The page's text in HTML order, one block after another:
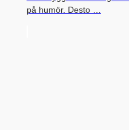
på humör. Desto …